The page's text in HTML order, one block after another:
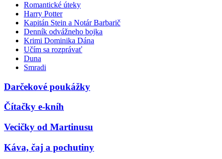
Romantické úteky
Harry Potter
Kapitán Stein a Notár Barbarič
Denník odvážneho bojka
Krimi Dominika Dána
Učím sa rozprávať
Duna
Smradi
Darčekové poukážky
Čítačky e-kníh
Vecičky od Martinusu
Káva, čaj a pochutiny